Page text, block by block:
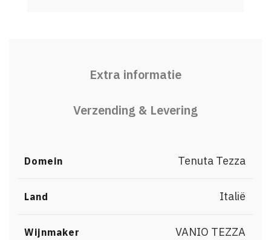
Extra informatie
Verzending & Levering
Domein Tenuta Tezza
Land Italië
Wijnmaker VANIO TEZZA